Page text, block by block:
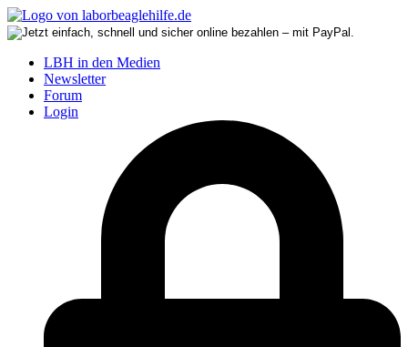
LBH in den Medien
Newsletter
Forum
Login